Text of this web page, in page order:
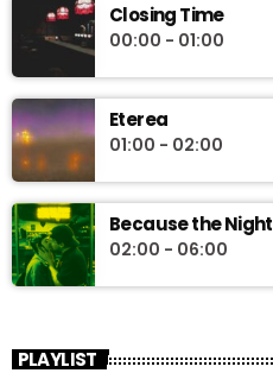
Closing Time
00:00 - 01:00
Eterea
01:00 - 02:00
Because the Night
02:00 - 06:00
PLAYLIST